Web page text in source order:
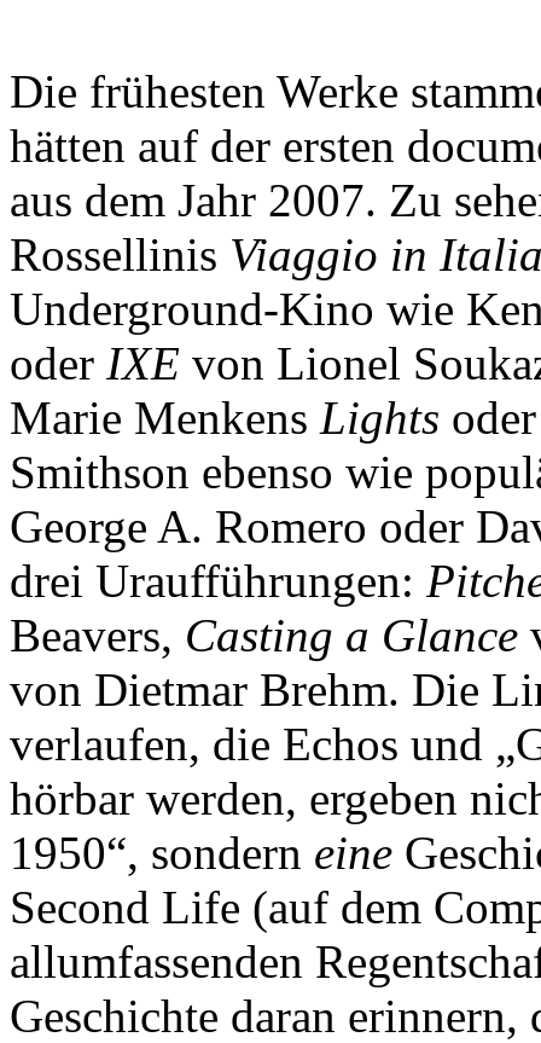
Die frühesten Werke
hätten auf der ersten
aus dem Jahr 2007. Zu
Rossellinis Viaggio in
Underground-Kino wie
oder IXE von Lionel
Marie Menkens Lights
Smithson ebenso wie
George A. Romero oder
drei Uraufführungen:
Beavers, Casting a Glance
von Dietmar Brehm. Die
verlaufen, die Echos und
hörbar werden, ergeben
1950“, sondern eine
Second Life (auf dem
allumfassenden
Geschichte daran erinnern,